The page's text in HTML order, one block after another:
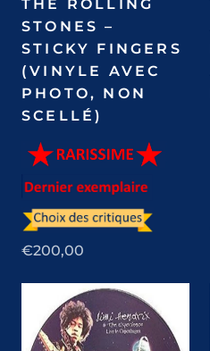
THE ROLLING
STONES –
STICKY FINGERS
(VINYLE AVEC
PHOTO, NON
SCELLÉ)
€200,00